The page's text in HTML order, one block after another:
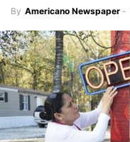
By Americano Newspaper -